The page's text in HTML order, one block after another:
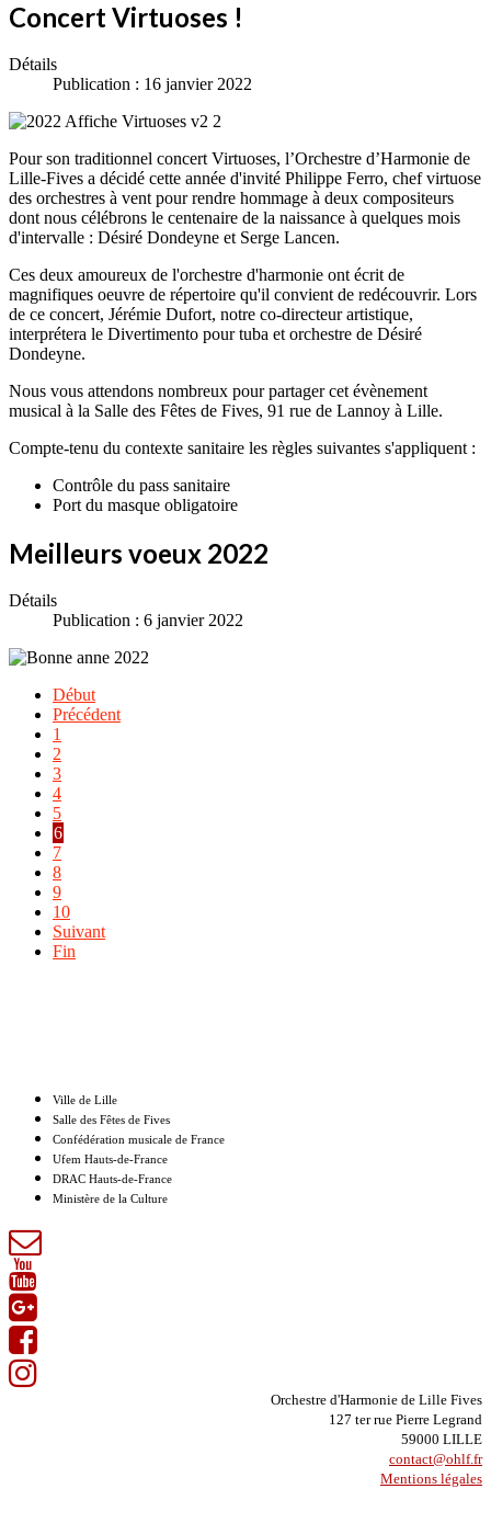
Concert Virtuoses !
Détails
Publication : 16 janvier 2022
Pour son traditionnel concert Virtuoses, l’Orchestre d’Harmonie de
Lille-Fives a décidé cette année d'invité Philippe Ferro, chef virtuose
des orchestres à vent pour rendre hommage à deux compositeurs
dont nous célébrons le centenaire de la naissance à quelques mois
d'intervalle : Désiré Dondeyne et Serge Lancen.
Ces deux amoureux de l'orchestre d'harmonie ont écrit de
magnifiques oeuvre de répertoire qu'il convient de redécouvrir. Lors
de ce concert, Jérémie Dufort, notre co-directeur artistique,
interprétera le Divertimento pour tuba et orchestre de Désiré
Dondeyne.
Nous vous attendons nombreux pour partager cet évènement
musical à la Salle des Fêtes de Fives, 91 rue de Lannoy à Lille.
Compte-tenu du contexte sanitaire les règles suivantes s'appliquent :
Contrôle du pass sanitaire
Port du masque obligatoire
Meilleurs voeux 2022
Détails
Publication : 6 janvier 2022
Début
Précédent
1
2
3
4
5
6
7
8
9
10
Suivant
Fin
Ville de Lille
Salle des Fêtes de Fives
Confédération musicale de France
Ufem Hauts-de-France
DRAC Hauts-de-France
Ministère de la Culture
Orchestre d'Harmonie de Lille Fives
127 ter rue Pierre Legrand
59000 LILLE
contact@ohlf.fr
Mentions légales